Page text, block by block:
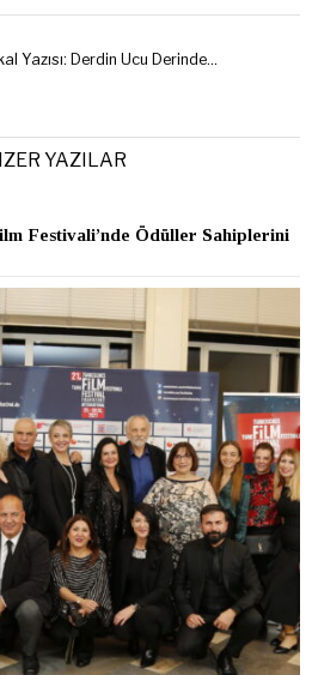
Yazısı: Derdin Ucu Derinde…
YAZILAR
Festivali’nde Ödüller Sahiplerini